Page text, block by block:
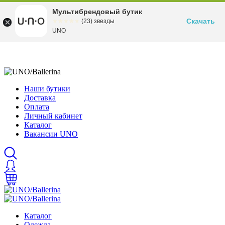
Наши бутики
Доставка
Оплата
Личный кабинет
Каталог
Вакансии UNO
Каталог
Мультибрендовый бутик
(23) звезды
UNO
Скачать